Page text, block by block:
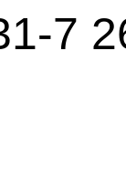
7